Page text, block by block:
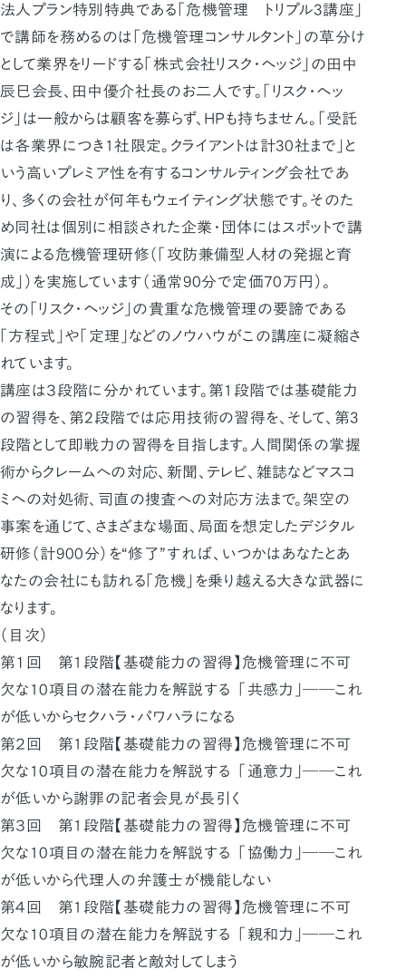
法人プラン特別特典である「危機管理 トリプル3講座」
で講師を務めるのは「危機管理コンサルタント」の草分け
として業界をリードする「株式会社リスク・ヘッジ」の田中
辰巳会長、田中優介社長のお二人です。「リスク・ヘッ
ジ」は一般からは顧客を募らず、HPも持ちません。「受託
は各業界につき1社限定。クライアントは計30社まで」と
いう高いプレミア性を有するコンサルティング会社であ
り、多くの会社が何年もウェイティング状態です。そのた
め同社は個別に相談された企業・団体にはスポットで講
演による危機管理研修（「攻防兼備型人材の発掘と育
成」）を実施しています（通常90分で定価70万円）。
その「リスク・ヘッジ」の貴重な危機管理の要諦である
「方程式」や「定理」などのノウハウがこの講座に凝縮さ
れています。
講座は３段階に分かれています。第1段階では基礎能力
の習得を、第2段階では応用技術の習得を、そして、第3
段階として即戦力の習得を目指します。人間関係の掌握
術からクレームへの対応、新聞、テレビ、雑誌などマスコ
ミへの対処術、司直の捜査への対応方法まで。架空の
事案を通じて、さまざまな場面、局面を想定したデジタル
研修（計900分）を“修了”すれば、いつかはあなたとあ
なたの会社にも訪れる「危機」を乗り越える大きな武器に
なります。
（目次）
第１回 第1段階【基礎能力の習得】危機管理に不可
欠な10項目の潜在能力を解説する 「共感力」――これ
が低いからセクハラ・パワハラになる
第２回 第1段階【基礎能力の習得】危機管理に不可
欠な10項目の潜在能力を解説する 「通意力」――これ
が低いから謝罪の記者会見が長引く
第３回 第1段階【基礎能力の習得】危機管理に不可
欠な10項目の潜在能力を解説する 「協働力」――これ
が低いから代理人の弁護士が機能しない
第４回 第1段階【基礎能力の習得】危機管理に不可
欠な10項目の潜在能力を解説する 「親和力」――これ
が低いから敏腕記者と敵対してしまう